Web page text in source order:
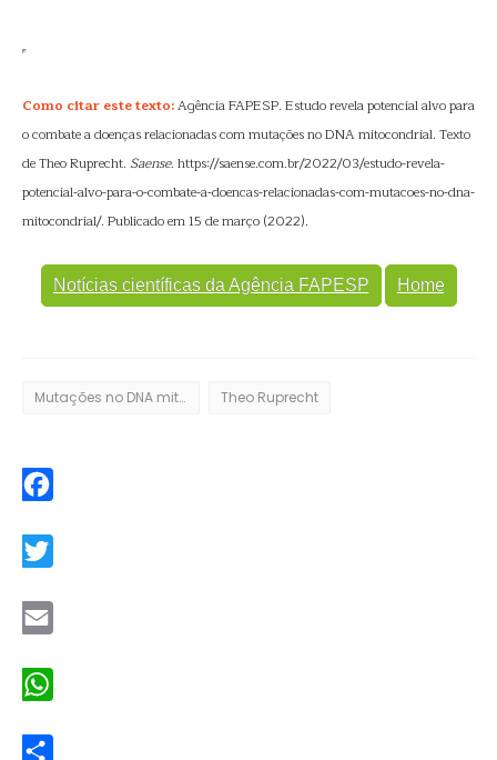
Como citar este texto:Agência FAPESP. Estudo revela potencial alvo para
o combate a doenças relacionadas com mutações no DNA mitocondrial. Texto
de Theo Ruprecht. Saense. https://saense.com.br/2022/03/estudo-revela-
potencial-alvo-para-o-combate-a-doencas-relacionadas-com-mutacoes-no-dna-
mitocondrial/. Publicado em 15 de março (2022).
Notícias científicas da Agência FAPESP Home
Mutações no DNA mitocondrial Theo Ruprecht